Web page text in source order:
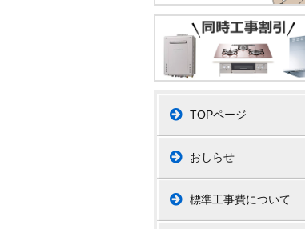
TOPページ
おしらせ
標準工事費について